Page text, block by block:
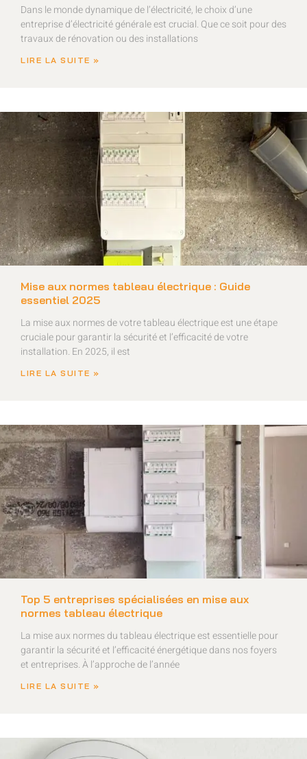
Dans le monde dynamique de l’électricité, le choix d’une
entreprise d’électricité générale est crucial. Que ce soit pour des
travaux de rénovation ou des installations
LIRE LA SUITE »
Mise aux normes tableau électrique : Guide
essentiel 2025
La mise aux normes de votre tableau électrique est une étape
cruciale pour garantir la sécurité et l’efficacité de votre
installation. En 2025, il est
LIRE LA SUITE »
Top 5 entreprises spécialisées en mise aux
normes tableau électrique
La mise aux normes du tableau électrique est essentielle pour
garantir la sécurité et l’efficacité énergétique dans nos foyers
et entreprises. À l’approche de l’année
LIRE LA SUITE »